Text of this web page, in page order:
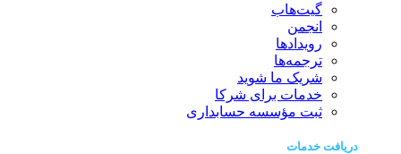
گیت‌هاب
انجمن
رویدادها
ترجمه‌ها
شریک ما شوید
خدمات برای شرکا
ثبت مؤسسه حسابداری
دریافت خدمات